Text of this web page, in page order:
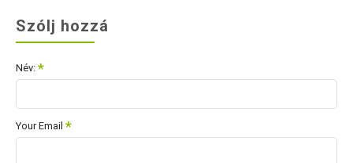
Szólj hozzá
Név:
Your Email